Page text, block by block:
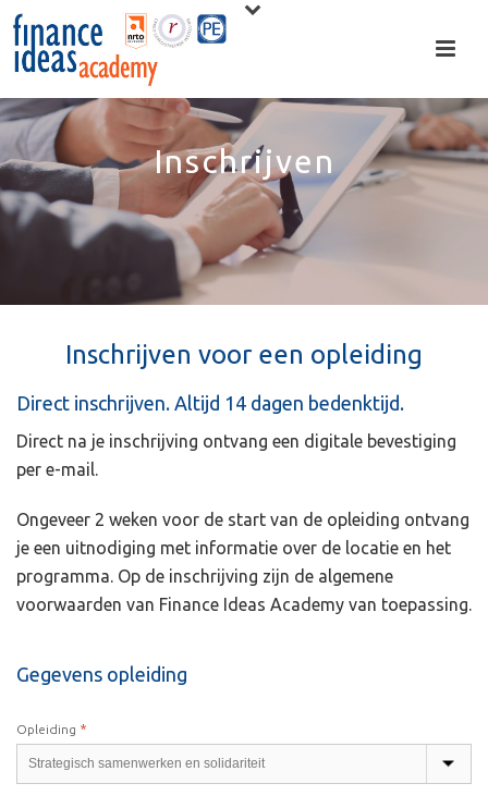
Inschrijven
Inschrijven voor een opleiding
Direct inschrijven. Altijd 14 dagen bedenktijd.
Direct na je inschrijving ontvang een digitale bevestiging
per e-mail.
Ongeveer 2 weken voor de start van de opleiding ontvang
je een uitnodiging met informatie over de locatie en het
programma. Op de inschrijving zijn de algemene
voorwaarden van Finance Ideas Academy van toepassing.
Gegevens opleiding
Opleiding *